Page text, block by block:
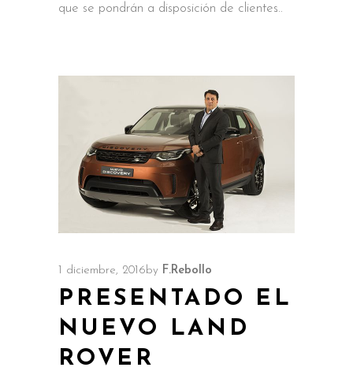
que se pondrán a disposición de clientes
1 diciembre, 2016 by F.Rebollo
PRESENTADO EL
NUEVO LAND
ROVER